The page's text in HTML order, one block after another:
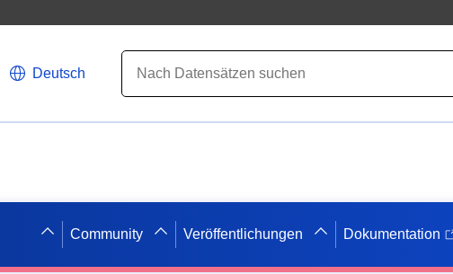
Deutsch
Community Veröffentlichungen Dokumentation